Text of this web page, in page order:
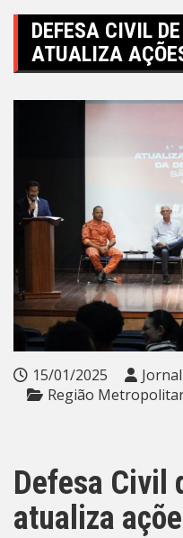
DEFESA CIVIL
ATUALIZA
15/01/2025
Região
Defesa Civil
atualiza